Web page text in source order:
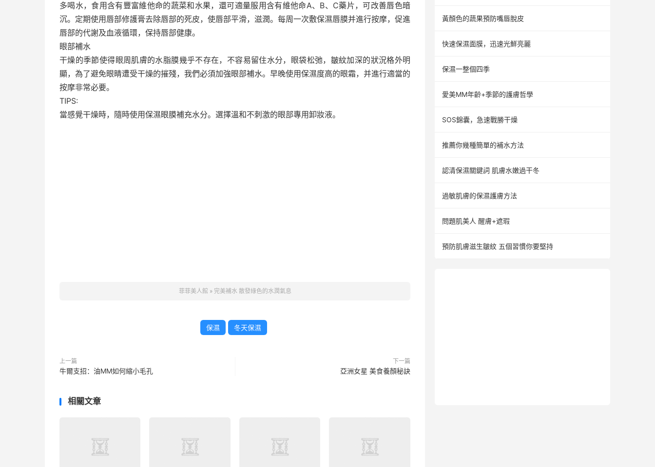
多喝水，食用含有豐富維他命的蔬菜和水果，還可適量服用含有維他命A、B、C藥片，可改善唇色暗
沉。定期使用唇部修護膏去除唇部的死皮，使唇部平滑，滋潤。每周一次敷保濕唇膜并進行按摩，促進
唇部的代謝及血液循環，保持唇部健康。
眼部補水
干燥的季節使得眼周肌膚的水脂膜幾乎不存在，不容易留住水分，眼袋松弛，皺紋加深的狀況格外明
顯，為了避免眼睛遭受干燥的摧殘，我們必須加強眼部補水。早晚使用保濕度高的眼霜，并進行適當的
按摩非常必要。
TIPS:
當感覺干燥時，隨時使用保濕眼膜補充水分。選擇溫和不刺激的眼部專用卸妝液。
菲菲美人館 » 完美補水 散發綠色的水潤氣息
保濕 冬天保濕
上一篇
牛爾支招：油MM如何縮小毛孔
下一篇
亞洲女星 美食養顏秘訣
相關文章
黃顏色的蔬果預防嘴唇脫皮
快速保濕面膜，迅速光鮮亮麗
保濕一整個四季
愛美MM年齡+季節的護膚哲學
SOS錦囊，急速戰勝干燥
推薦你幾種簡單的補水方法
認清保濕關鍵詞 肌膚水嫩過干冬
過敏肌膚的保濕護膚方法
問題肌美人 醒膚+遮瑕
預防肌膚滋生皺紋 五個習慣你要堅持